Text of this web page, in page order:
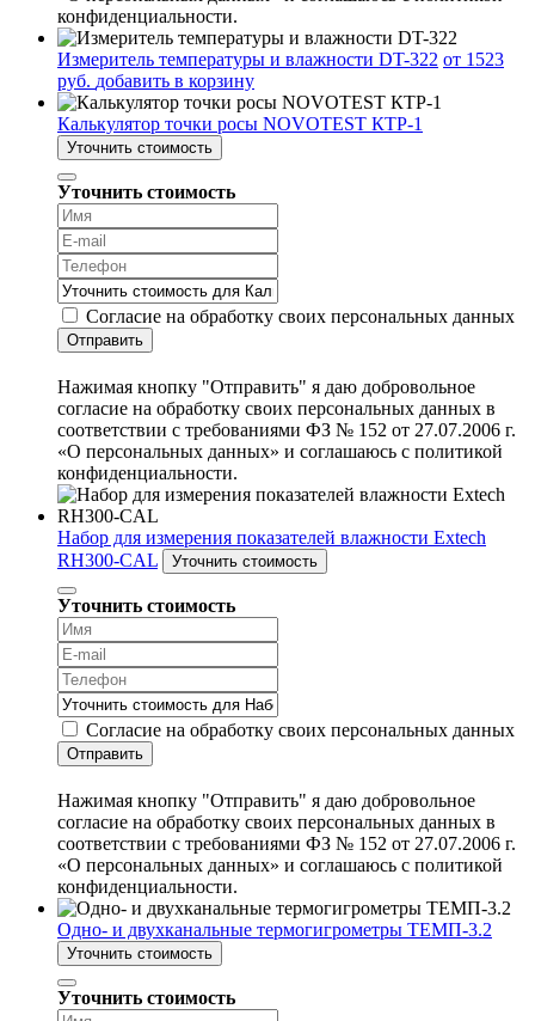
конфиденциальности.
Измеритель температуры и влажности DT-322 от 1523
руб. добавить в корзину
Калькулятор точки росы NOVOTEST КТР-1
Уточнить стоимость
Уточнить стоимость
Согласие на обработку своих персональных данных
Отправить
Нажимая кнопку "Отправить" я даю добровольное
согласие на обработку своих персональных данных в
соответствии с требованиями ФЗ № 152 от 27.07.2006 г.
«О персональных данных» и соглашаюсь с политикой
конфиденциальности.
Набор для измерения показателей влажности Extech
RH300-CAL
Уточнить стоимость
Уточнить стоимость
Согласие на обработку своих персональных данных
Отправить
Нажимая кнопку "Отправить" я даю добровольное
согласие на обработку своих персональных данных в
соответствии с требованиями ФЗ № 152 от 27.07.2006 г.
«О персональных данных» и соглашаюсь с политикой
конфиденциальности.
Одно- и двухканальные термогигрометры ТЕМП-3.2
Уточнить стоимость
Уточнить стоимость